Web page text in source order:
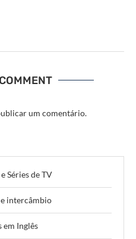
um comentário.
Séries de TV
intercâmbio
em Inglês